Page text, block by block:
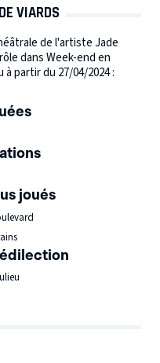
VIARDS
de l'artiste Jade
dans Week-end en
partir du 27/04/2024 :
joués